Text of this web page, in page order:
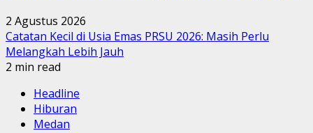
2 Agustus 2026
Catatan Kecil di Usia Emas PRSU 2026: Masih Perlu
Melangkah Lebih Jauh
2 min read
Headline
Hiburan
Medan